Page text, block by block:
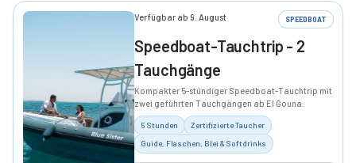
Verfügbar ab 9. August SPEEDBOAT
Speedboat-Tauchtrip - 2
Tauchgänge
Kompakter 5-stündiger Speedboat-Tauchtrip mit
zwei geführten Tauchgängen ab El Gouna.
5 Stunden
Zertifizierte Taucher
Guide, Flaschen, Blei & Softdrinks